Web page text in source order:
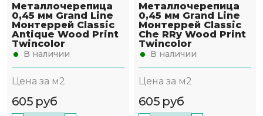
Металлочерепица
0,45 мм Grand Line
Монтеррей Classic
Antique Wood Print
Twincolor
В наличии
Цена за м2
605 руб
Металлочерепица
0,45 мм Grand Line
Монтеррей Classic
Che RRy Wood Print
Twincolor
В наличии
Цена за м2
605 руб